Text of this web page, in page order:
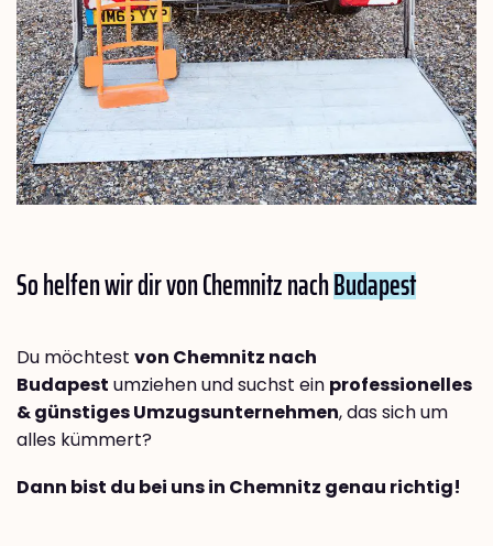
So helfen wir dir von Chemnitz nachBudapest
Du möchtest von Chemnitz nach
Budapest umziehen und suchst ein professionelles
& günstiges Umzugsunternehmen, das sich um
alles kümmert?
Dann bist du bei uns in Chemnitz genau richtig!